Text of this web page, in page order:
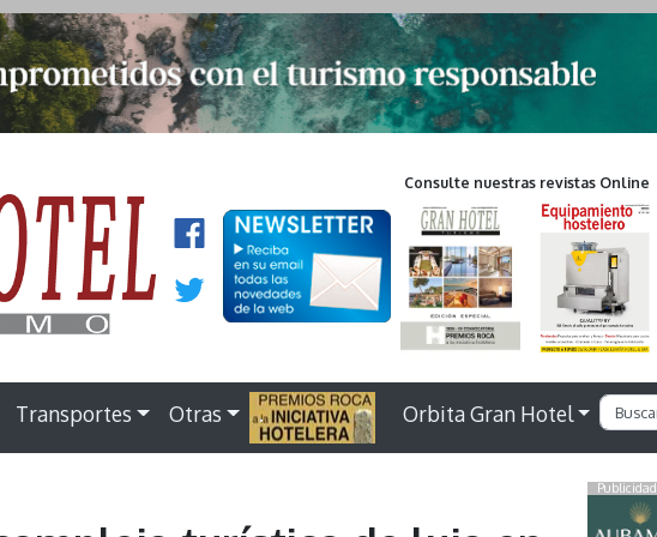
Consulte nuestras revistas Online
Transportes Otras . Orbita Gran Hotel
Publicidad